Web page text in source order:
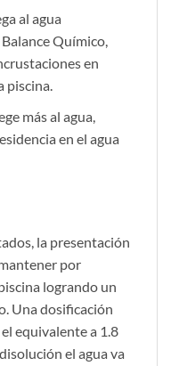
al agua
Químico,
en
piscina.
más al agua,
en el agua
la presentación
por
logrando un
Una dosificación
equivalente a 1.8
el agua va